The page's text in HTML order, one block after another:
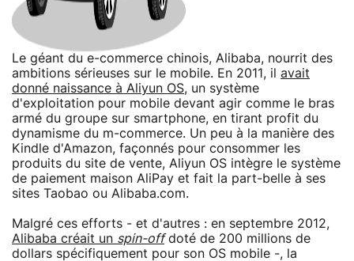
Le géant du e-commerce chinois, Alibaba, nourrit des
ambitions sérieuses sur le mobile. En 2011, il avait
donné naissance à Aliyun OS, un système
d'exploitation pour mobile devant agir comme le bras
armé du groupe sur smartphone, en tirant profit du
dynamisme du m-commerce. Un peu à la manière des
Kindle d'Amazon, façonnés pour consommer les
produits du site de vente, Aliyun OS intègre le système
de paiement maison AliPay et fait la part-belle à ses
sites Taobao ou Alibaba.com.
Malgré ces efforts - et d'autres : en septembre 2012,
Alibaba créait un spin-offdoté de 200 millions de
dollars spécifiquement pour son OS mobile -, la